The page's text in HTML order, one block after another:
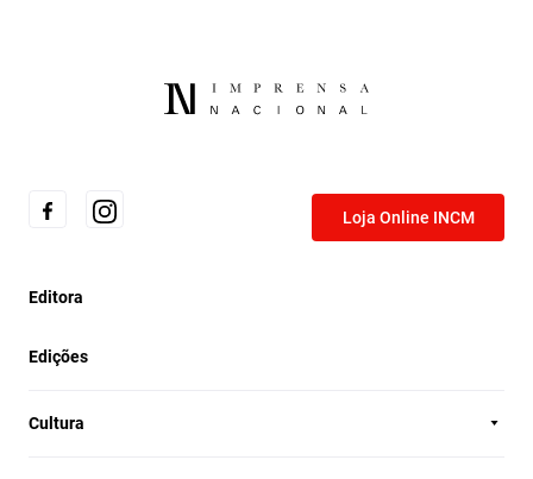
Loja Online INCM
Editora
Edições
Cultura